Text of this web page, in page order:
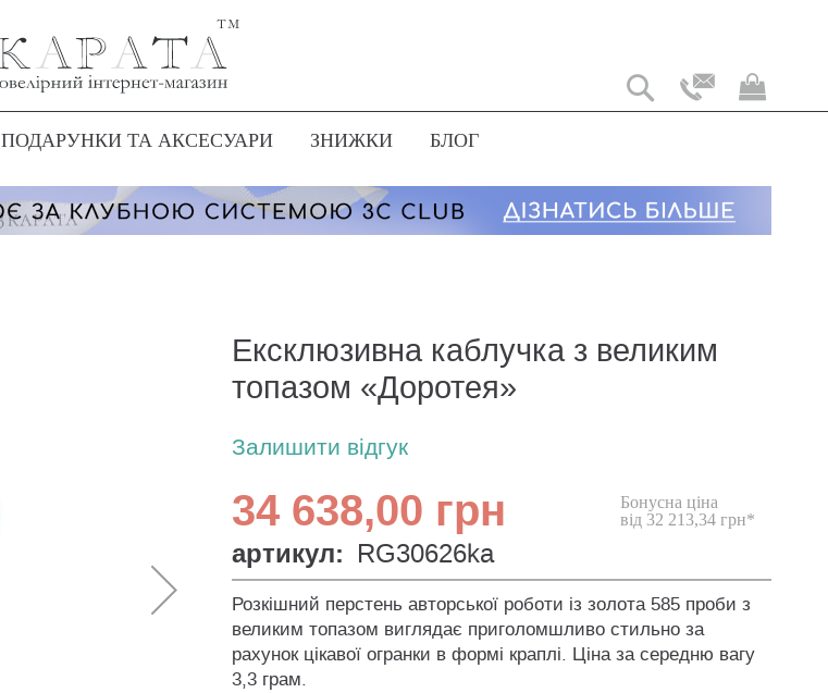
Мій
ПОДАРУНКИ ТА АКСЕСУАРИ ЗНИЖКИ БЛОГ
Ексклюзивна каблучка з великим
топазом «Доротея»
Залишити відгук
34 638,00 грн
Бонусна ціна
від 32 213,34 грн*
артикул: RG30626ka
Розкішний перстень авторської роботи із золота 585 проби з
великим топазом виглядає приголомшливо стильно за
рахунок цікавої огранки в формі краплі. Ціна за середню вагу
3,3 грам.